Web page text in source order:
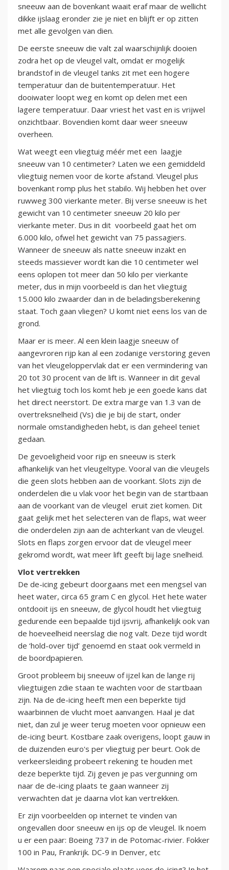
sneeuw aan de bovenkant waait eraf maar de wellicht
dikke ijslaag eronder zie je niet en blijft er op zitten
met alle gevolgen van dien.
De eerste sneeuw die valt zal waarschijnlijk dooien
zodra het op de vleugel valt, omdat er mogelijk
brandstof in de vleugel tanks zit met een hogere
temperatuur dan de buitentemperatuur. Het
dooiwater loopt weg en komt op delen met een
lagere temperatuur. Daar vriest het vast en is vrijwel
onzichtbaar. Bovendien komt daar weer sneeuw
overheen.
Wat weegt een vliegtuig méér met een laagje
sneeuw van 10 centimeter? Laten we een gemiddeld
vliegtuig nemen voor de korte afstand. Vleugel plus
bovenkant romp plus het stabilo. Wij hebben het over
ruwweg 300 vierkante meter. Bij verse sneeuw is het
gewicht van 10 centimeter sneeuw 20 kilo per
vierkante meter. Dus in dit voorbeeld gaat het om
6.000 kilo, ofwel het gewicht van 75 passagiers.
Wanneer de sneeuw als natte sneeuw inzakt en
steeds massiever wordt kan die 10 centimeter wel
eens oplopen tot meer dan 50 kilo per vierkante
meter, dus in mijn voorbeeld is dan het vliegtuig
15.000 kilo zwaarder dan in de beladingsberekening
staat. Toch gaan vliegen? U komt niet eens los van de
grond.
Maar er is meer. Al een klein laagje sneeuw of
aangevroren rijp kan al een zodanige verstoring geven
van het vleugeloppervlak dat er een vermindering van
20 tot 30 procent van de lift is. Wanneer in dit geval
het vliegtuig toch los komt heb je een goede kans dat
het direct neerstort. De extra marge van 1.3 van de
overtreksnelheid (Vs) die je bij de start, onder
normale omstandigheden hebt, is dan geheel teniet
gedaan.
De gevoeligheid voor rijp en sneeuw is sterk
afhankelijk van het vleugeltype. Vooral van die vleugels
die geen slots hebben aan de voorkant. Slots zijn de
onderdelen die u vlak voor het begin van de startbaan
aan de voorkant van de vleugel eruit ziet komen. Dit
gaat gelijk met het selecteren van de flaps, wat weer
die onderdelen zijn aan de achterkant van de vleugel.
Slots en flaps zorgen ervoor dat de vleugel meer
gekromd wordt, wat meer lift geeft bij lage snelheid.
Vlot vertrekken
De de-icing gebeurt doorgaans met een mengsel van
heet water, circa 65 gram C en glycol. Het hete water
ontdooit ijs en sneeuw, de glycol houdt het vliegtuig
gedurende een bepaalde tijd ijsvrij, afhankelijk ook van
de hoeveelheid neerslag die nog valt. Deze tijd wordt
de ‘hold-over tijd’ genoemd en staat ook vermeld in
de boordpapieren.
Groot probleem bij sneeuw of ijzel kan de lange rij
vliegtuigen zdie staan te wachten voor de startbaan
zijn. Na de de-icing heeft men een beperkte tijd
waarbinnen de vlucht moet aanvangen. Haal je dat
niet, dan zul je weer terug moeten voor opnieuw een
de-icing beurt. Kostbare zaak overigens, loopt gauw in
de duizenden euro's per vliegtuig per beurt. Ook de
verkeersleiding probeert rekening te houden met
deze beperkte tijd. Zij geven je pas vergunning om
naar de de-icing plaats te gaan wanneer zij
verwachten dat je daarna vlot kan vertrekken.
Er zijn voorbeelden op internet te vinden van
ongevallen door sneeuw en ijs op de vleugel. Ik noem
u er een paar: Boeing 737 in de Potomac-rivier. Fokker
100 in Pau, Frankrijk. DC-9 in Denver, etc